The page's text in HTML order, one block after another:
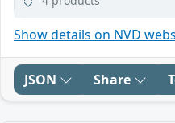
Show details on NVD
JSON Share